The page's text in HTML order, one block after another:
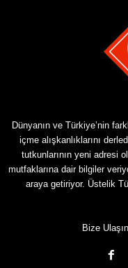
Dünyanın ve Türkiye’nin
içme alışkanlıklarını
tutkunlarının yeni adresi
mutfaklarına dair bilgiler
araya getiriyor. Üstelik
Bize